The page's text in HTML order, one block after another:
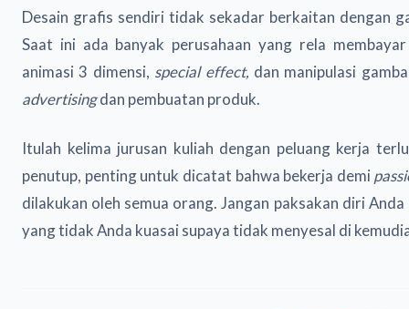
Desain grafis sendiri tidak sekadar berkaitan dengan
Saat ini ada banyak perusahaan yang rela
animasi 3 dimensi, special effect, dan manipulasi
advertisingdan pembuatan produk.
Itulah kelima jurusan kuliah dengan peluang kerja
penutup, penting untuk dicatat bahwa bekerja demi
dilakukan oleh semua orang. Jangan paksakan diri
yang tidak Anda kuasai supaya tidak menyesal di